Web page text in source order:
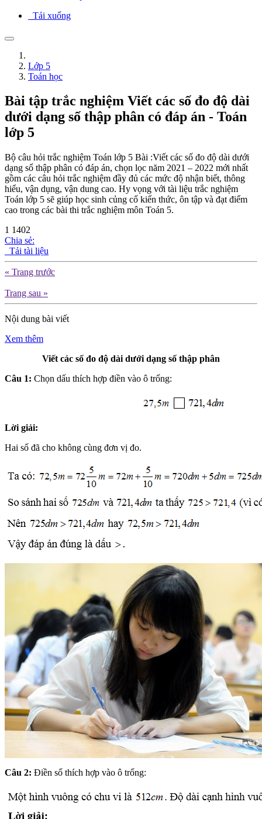
Tải xuống
Lớp 5
Toán học
Bài tập trắc nghiệm Viết các số đo độ dài
dưới dạng số thập phân có đáp án - Toán
lớp 5
Bộ câu hỏi trắc nghiệm Toán lớp 5 Bài :Viết các số đo độ dài dưới
dạng số thập phân có đáp án, chọn lọc năm 2021 – 2022 mới nhất
gồm các câu hỏi trắc nghiệm đầy đủ các mức độ nhận biết, thông
hiểu, vận dụng, vận dung cao. Hy vọng với tài liệu trắc nghiệm
Toán lớp 5 sẽ giúp học sinh củng cố kiến thức, ôn tập và đạt điểm
cao trong các bài thi trắc nghiệm môn Toán 5.
1 1402
Chia sẻ:
Tải tài liệu
« Trang trước
Trang sau »
Nội dung bài viết
Xem thêm
Viết các số đo độ dài dưới dạng số thập phân
Câu 1: Chọn dấu thích hợp điền vào ô trống:
Lời giải:
Hai số đã cho không cùng đơn vị đo.
Câu 2: Điền số thích hợp vào ô trống: